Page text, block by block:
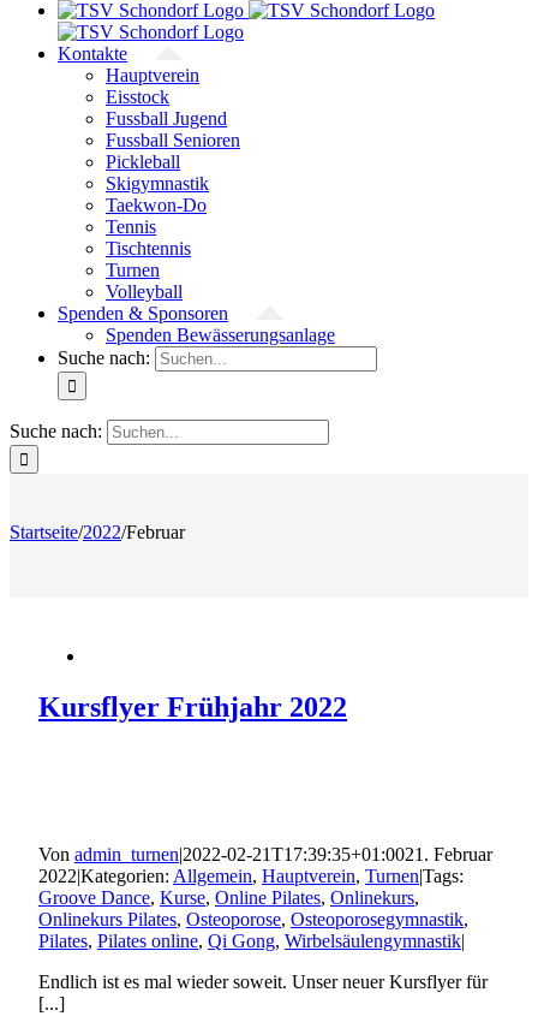
Kontakte
Hauptverein
Eisstock
Fussball Jugend
Fussball Senioren
Pickleball
Skigymnastik
Taekwon-Do
Tennis
Tischtennis
Turnen
Volleyball
Spenden & Sponsoren
Spenden Bewässerungsanlage
Suche nach:
Suche nach:
Startseite/2022/Februar
Kursflyer Frühjahr 2022
Von admin_turnen|2022-02-21T17:39:35+01:0021. Februar
2022|Kategorien: Allgemein, Hauptverein, Turnen|Tags:
Groove Dance, Kurse, Online Pilates, Onlinekurs,
Onlinekurs Pilates, Osteoporose, Osteoporosegymnastik,
Pilates, Pilates online, Qi Gong, Wirbelsäulengymnastik|
Endlich ist es mal wieder soweit. Unser neuer Kursflyer für
[...]